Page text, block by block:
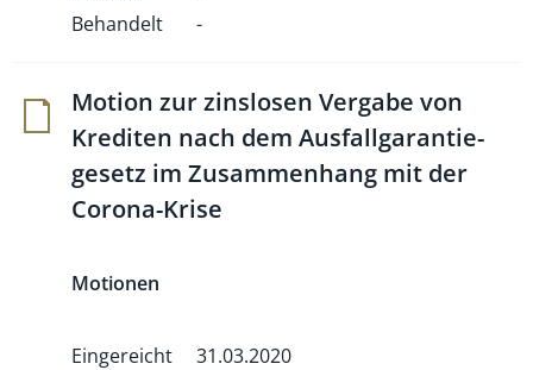
Behandelt
-
Motion zur zins­losen Ver­gabe von
Kre­diten nach dem Aus­fall­ga­ran­tie­
ge­setz im Zusam­men­hang mit der
Corona-Krise
Motionen
Eingereicht
31.03.2020